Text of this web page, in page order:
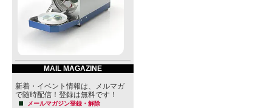
MAIL MAGAZINE
新着・イベント情報は、メルマガ
で随時配信！登録は無料です！
メールマガジン登録・解除